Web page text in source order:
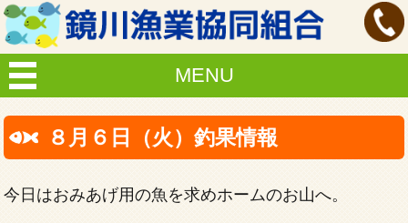
MENU
８月６日（火）釣果情報
今日はおみあげ用の魚を求めホームのお山へ。